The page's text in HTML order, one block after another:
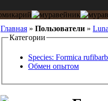
Главная » Пользователи »
Категории
Species: Formica
Обмен опытом